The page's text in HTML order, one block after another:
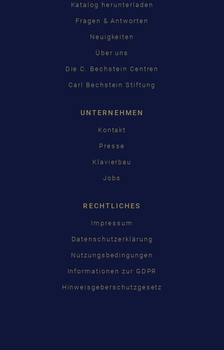
Katalog herunterladen
Fragen & Antworten
Neuigkeiten
Über uns
Die C. Bechstein Centren
Carl Bechstein Stiftung
UNTERNEHMEN
Kontakt
Presse
Klavierbau
Jobs
RECHTLICHES
Impressum
Datenschutzerklärung
Nutzungsbedingungen
Informationen zur GDPR
Hinweisgeberschutzgesetz